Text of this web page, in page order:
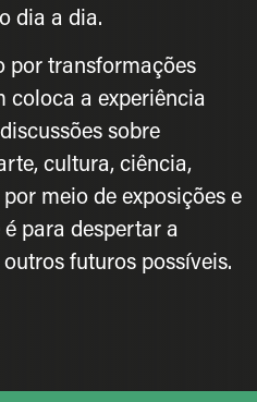
dia a dia.
por transformações
coloca a experiência
sobre
cultura, ciência,
meio de exposições e
para despertar a
futuros possíveis.